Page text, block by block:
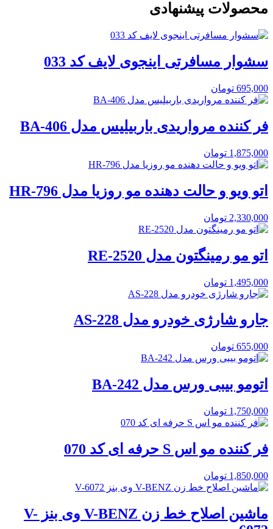
محصولات پیشنهادی
سشوار مسافرتی اینجوی لایف کد 033
695,000 تومان
فر کننده مرواریدی باربیلیس مدل BA-406
1,875,000 تومان
اتو ویو و حالت دهنده مو روزیا مدل HR-796
2,330,000 تومان
اتو مو رمینگتون مدل RE-2520
1,495,000 تومان
جارو شارژی خودرو مدل AS-228
655,000 تومان
اتومو بیبی ورس مدل BA-242
1,750,000 تومان
فر کننده مو اس S حرفه ای کد 070
1,850,000 تومان
ماشین اصلاح خط زن V-BENZ وی بنز V-